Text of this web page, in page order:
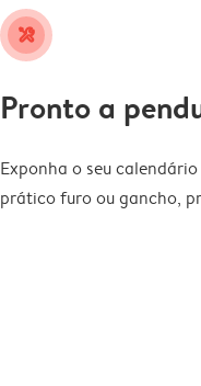
tools
Pronto a
Exponha o seu
prático furo ou gancho,